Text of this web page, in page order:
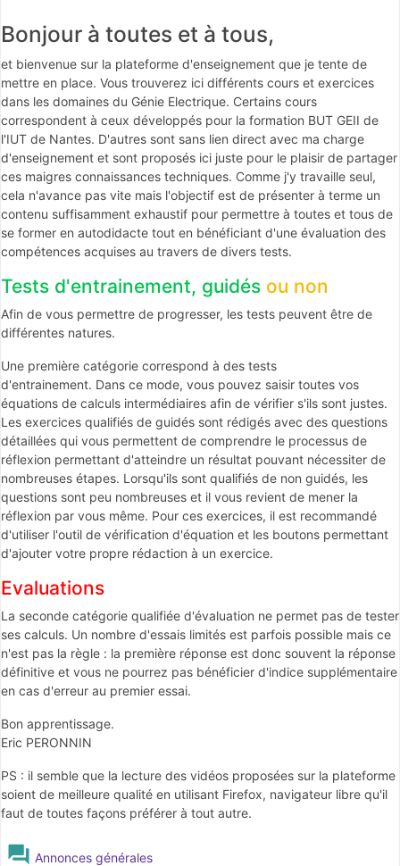
Bonjour à toutes et à tous,
et bienvenue sur la plateforme d'enseignement que je tente de
mettre en place. Vous trouverez ici différents cours et exercices
dans les domaines du Génie Electrique. Certains cours
correspondent à ceux développés pour la formation BUT GEII de
l'IUT de Nantes. D'autres sont sans lien direct avec ma charge
d'enseignement et sont proposés ici juste pour le plaisir de partager
ces maigres connaissances techniques. Comme j'y travaille seul,
cela n'avance pas vite mais l'objectif est de présenter à terme un
contenu suffisamment exhaustif pour permettre à toutes et tous de
se former en autodidacte tout en bénéficiant d'une évaluation des
compétences acquises au travers de divers tests.
Tests d'entrainement, guidés ou non
Afin de vous permettre de progresser, les tests peuvent être de
différentes natures.
Une première catégorie correspond à des tests
d'entrainement. Dans ce mode, vous pouvez saisir toutes vos
équations de calculs intermédiaires afin de vérifier s'ils sont justes.
Les exercices qualifiés de guidés sont rédigés avec des questions
détaillées qui vous permettent de comprendre le processus de
réflexion permettant d'atteindre un résultat pouvant nécessiter de
nombreuses étapes. Lorsqu'ils sont qualifiés de non guidés, les
questions sont peu nombreuses et il vous revient de mener la
réflexion par vous même. Pour ces exercices, il est recommandé
d'utiliser l'outil de vérification d'équation et les boutons permettant
d'ajouter votre propre rédaction à un exercice.
Evaluations
La seconde catégorie qualifiée d'évaluation ne permet pas de tester
ses calculs. Un nombre d'essais limités est parfois possible mais ce
n'est pas la règle : la première réponse est donc souvent la réponse
définitive et vous ne pourrez pas bénéficier d'indice supplémentaire
en cas d'erreur au premier essai.
Bon apprentissage.
Eric PERONNIN
PS : il semble que la lecture des vidéos proposées sur la plateforme
soient de meilleure qualité en utilisant Firefox, navigateur libre qu'il
faut de toutes façons préférer à tout autre.
Annonces générales
Forum